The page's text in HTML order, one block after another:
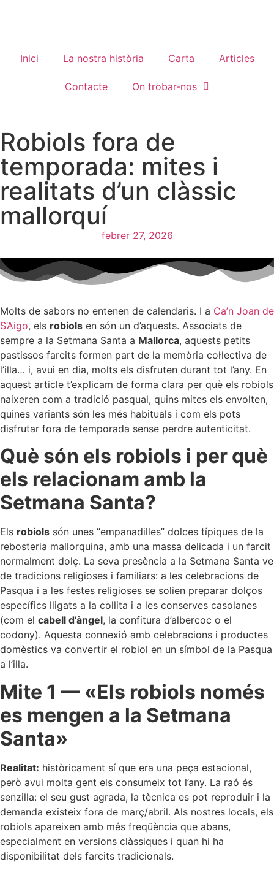
Inici La nostra història Carta Articles
Contacte On trobar-nos
Robiols fora de
temporada: mites i
realitats d’un clàssic
mallorquí
febrer 27, 2026
Molts de sabors no entenen de calendaris. I a Ca’n Joan de
S’Aigo, els robiols en són un d’aquests. Associats de
sempre a la Setmana Santa a Mallorca, aquests petits
pastissos farcits formen part de la memòria col·lectiva de
l’illa… i, avui en dia, molts els disfruten durant tot l’any. En
aquest article t’explicam de forma clara per què els robiols
naixeren com a tradició pasqual, quins mites els envolten,
quines variants són les més habituals i com els pots
disfrutar fora de temporada sense perdre autenticitat.
Què són els robiols i per què
els relacionam amb la
Setmana Santa?
Els robiols són unes “empanadilles” dolces típiques de la
rebosteria mallorquina, amb una massa delicada i un farcit
normalment dolç. La seva presència a la Setmana Santa ve
de tradicions religioses i familiars: a les celebracions de
Pasqua i a les festes religioses se solien preparar dolços
específics lligats a la collita i a les conserves casolanes
(com el cabell d’àngel, la confitura d’albercoc o el
codony). Aquesta connexió amb celebracions i productes
domèstics va convertir el robiol en un símbol de la Pasqua
a l’illa.
Mite 1 — «Els robiols només
es mengen a la Setmana
Santa»
Realitat: històricament sí que era una peça estacional,
però avui molta gent els consumeix tot l’any. La raó és
senzilla: el seu gust agrada, la tècnica es pot reproduir i la
demanda existeix fora de març/abril. Als nostres locals, els
robiols apareixen amb més freqüència que abans,
especialment en versions clàssiques i quan hi ha
disponibilitat dels farcits tradicionals.